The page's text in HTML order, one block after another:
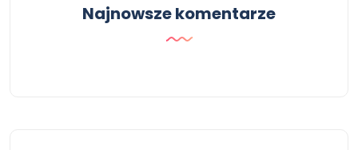
Najnowsze komentarze